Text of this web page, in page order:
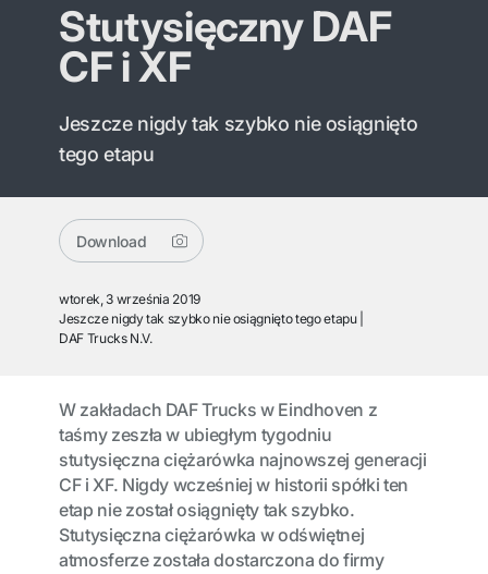
Stutysięczny DAF
CF i XF
Jeszcze nigdy tak szybko nie osiągnięto
tego etapu
Download
wtorek, 3 września 2019
Jeszcze nigdy tak szybko nie osiągnięto tego etapu
DAF Trucks N.V.
W zakładach DAF Trucks w Eindhoven z
taśmy zeszła w ubiegłym tygodniu
stutysięczna ciężarówka najnowszej generacji
CF i XF. Nigdy wcześniej w historii spółki ten
etap nie został osiągnięty tak szybko.
Stutysięczna ciężarówka w odświętnej
atmosferze została dostarczona do firmy